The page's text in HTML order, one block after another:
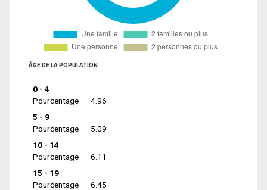
ÂGE DE LA POPULATION
0 - 4
Pourcentage
4.96
5 - 9
Pourcentage
5.09
10 - 14
Pourcentage
6.11
15 - 19
Pourcentage
6.45